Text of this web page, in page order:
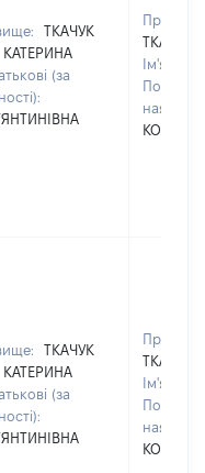
ТКАЧУК
КАТЕРИНА
(за
ТКАЧУК
Ім'я:
По
ТКАЧУК
КАТЕРИНА
(за
ТКАЧУК
Ім'я:
По